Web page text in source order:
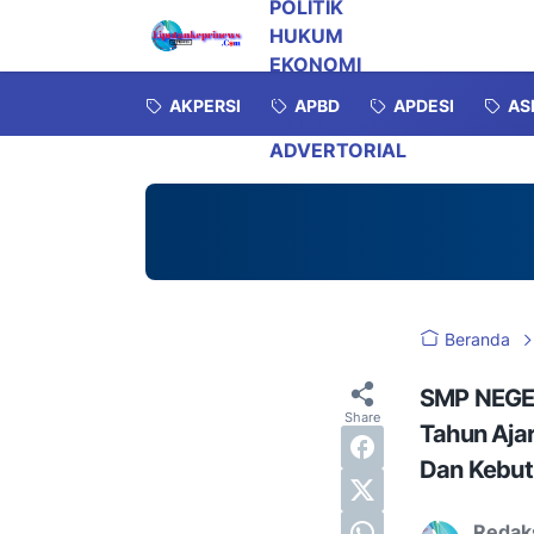
POLITIK
HUKUM
EKONOMI
INVESTIGASI
OPINI
ADVERTORIAL
AKPERSI APBD APDESI
Beranda
SMP
Tahun
Dan